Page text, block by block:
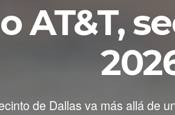
AT&T,
de Dallas va más allá de